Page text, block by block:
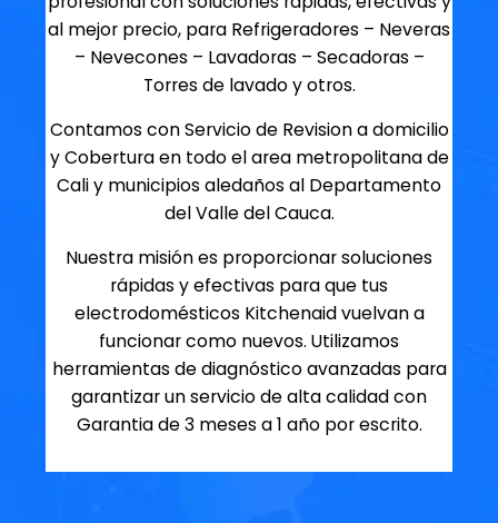
al mejor precio, para Refrigeradores – Neveras
– Nevecones – Lavadoras – Secadoras –
Torres de lavado y otros.
Contamos con Servicio de Revision a domicilio
y Cobertura en todo el area metropolitana de
Cali y municipios aledaños al Departamento
del Valle del Cauca.
Nuestra misión es proporcionar soluciones
rápidas y efectivas para que tus
electrodomésticos Kitchenaid vuelvan a
funcionar como nuevos. Utilizamos
herramientas de diagnóstico avanzadas para
garantizar un servicio de alta calidad con
Garantia de 3 meses a 1 año por escrito.